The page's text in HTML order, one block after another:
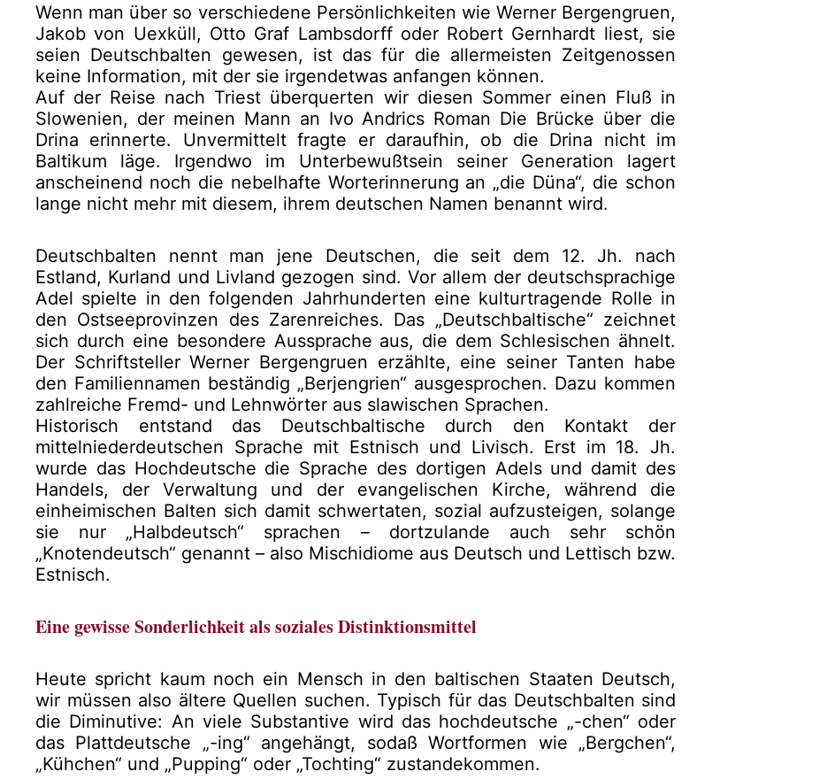
Wenn man über so verschiedene Persönlichkeiten wie Werner Bergengruen,
Jakob von Uexküll, Otto Graf Lambsdorff oder Robert Gernhardt liest, sie
seien Deutschbalten gewesen, ist das für die allermeisten Zeitgenossen
keine Information, mit der sie irgend­etwas anfangen können.
Auf der Reise nach Triest überquerten wir diesen Sommer einen Fluß in
Slowenien, der meinen Mann an Ivo An­drics Roman Die Brücke über die
Drina erinnerte. Unvermittelt fragte er daraufhin, ob die Drina nicht im
Baltikum läge. Irgendwo im Unterbewußtsein seiner Generation lagert
anscheinend noch die nebelhafte Worterinnerung an „die Düna“, die schon
lange nicht mehr mit diesem, ihrem deutschen Namen benannt wird.
Deutschbalten nennt man jene Deutschen, die seit dem 12. Jh. nach
Estland, Kurland und Livland gezogen sind. Vor allem der deutschsprachige
Adel spielte in den folgenden Jahrhunderten eine kulturtragende Rolle in
den Ostseeprovinzen des Zarenreiches. Das „Deutschbaltische“ zeichnet
sich durch eine besondere Aussprache aus, die dem Schlesischen ähnelt.
Der Schriftsteller Werner Bergengruen erzählte, eine seiner Tanten habe
den Familiennamen beständig „Berjengrien“ ausgesprochen. Dazu kommen
zahlreiche Fremd- und Lehnwörter aus slawischen Sprachen.
Historisch entstand das Deutschbaltische durch den Kontakt der
mittelniederdeutschen Sprache mit Estnisch und Livisch. Erst im 18. Jh.
wurde das Hochdeutsche die Sprache des dortigen Adels und damit des
Handels, der Verwaltung und der evangelischen Kirche, während die
einheimischen Balten sich damit schwertaten, sozial aufzusteigen, solange
sie nur „Halbdeutsch“ sprachen – dortzulande auch sehr schön
„Knotendeutsch“ genannt – also Mischidiome aus Deutsch und Lettisch bzw.
Estnisch.
Eine gewisse Sonderlichkeit als soziales Distinktionsmittel
Heute spricht kaum noch ein Mensch in den baltischen Staaten Deutsch,
wir müssen also ältere Quellen suchen. Typisch für das Deutschbalten sind
die Diminutive: An viele Substantive wird das hochdeutsche „-chen“ oder
das Plattdeutsche „-ing“ angehängt, sodaß Wortformen wie „Bergchen“,
„Kühchen“ und „Pupping“ oder „Tochting“ zustandekommen.